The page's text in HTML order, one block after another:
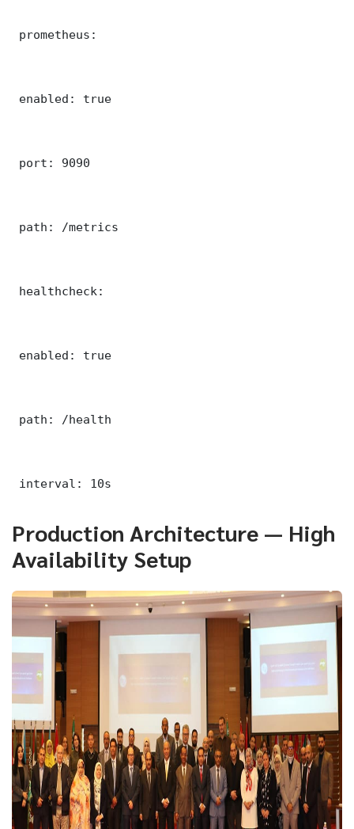
prometheus:
enabled: true
port: 9090
path: /metrics
healthcheck:
enabled: true
path: /health
interval: 10s
Production Architecture — High
Availability Setup